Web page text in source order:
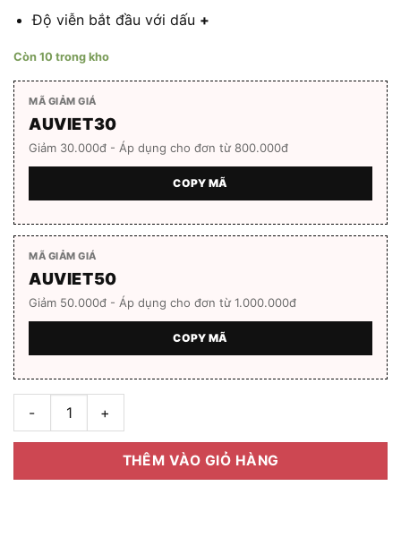
Độ viễn bắt đầu với dấu +
Còn 10 trong kho
MÃ GIẢM GIÁ
AUVIET30
Giảm 30.000đ - Áp dụng cho đơn từ 800.000đ
COPY MÃ
MÃ GIẢM GIÁ
AUVIET50
Giảm 50.000đ - Áp dụng cho đơn từ 1.000.000đ
COPY MÃ
Tròng kính TOG chống bể Excelite Trivex Zaphire-Sx chiết
THÊM VÀO GIỎ HÀNG